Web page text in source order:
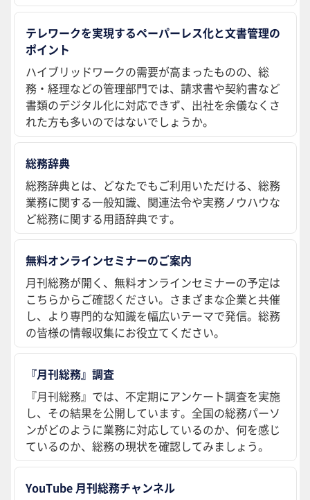
テレワークを実現するペーパーレス化と文書管理の
ポイント
ハイブリッドワークの需要が高まったものの、総
務・経理などの管理部門では、請求書や契約書など
書類のデジタル化に対応できず、出社を余儀なくさ
れた方も多いのではないでしょうか。
総務辞典
総務辞典とは、どなたでもご利用いただける、総務
業務に関する一般知識、関連法令や実務ノウハウな
ど総務に関する用語辞典です。
無料オンラインセミナーのご案内
月刊総務が開く、無料オンラインセミナーの予定は
こちらからご確認ください。さまざまな企業と共催
し、より専門的な知識を幅広いテーマで発信。総務
の皆様の情報収集にお役立てください。
『月刊総務』調査
『月刊総務』では、不定期にアンケート調査を実施
し、その結果を公開しています。全国の総務パーソ
ンがどのように業務に対応しているのか、何を感じ
ているのか、総務の現状を確認してみましょう。
YouTube 月刊総務チャンネル